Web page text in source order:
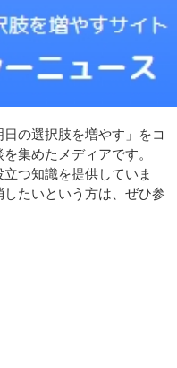
の選択肢を増やす」をコ
集めたメディアです。
つ知識を提供していま
たいという方は、ぜひ参